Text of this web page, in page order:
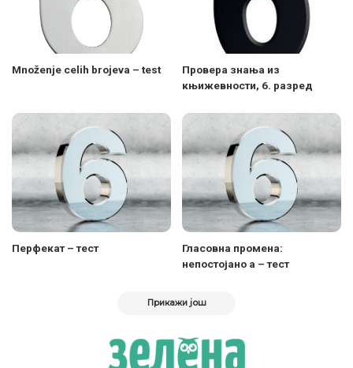
Množenje celih brojeva – test
Провера знања из
књижевности, 6. разред
Перфекат – тест
Гласовна промена:
непостојано а – тест
Прикажи још